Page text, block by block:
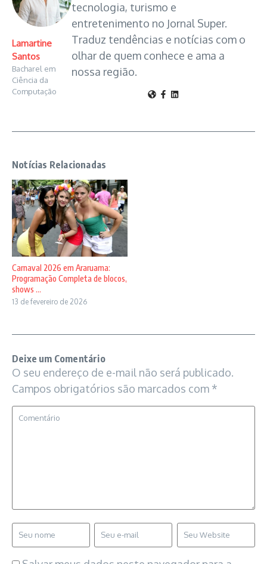
Lamartine
Santos
Bacharel em
Ciência da
Computação
tecnologia, turismo e
entretenimento no Jornal Super.
Traduz tendências e notícias com o
olhar de quem conhece e ama a
nossa região.
Notícias Relacionadas
Carnaval 2026 em Araruama:
Programação Completa de blocos,
shows ...
13 de fevereiro de 2026
Deixe um Comentário
O seu endereço de e-mail não será publicado.
Campos obrigatórios são marcados com *